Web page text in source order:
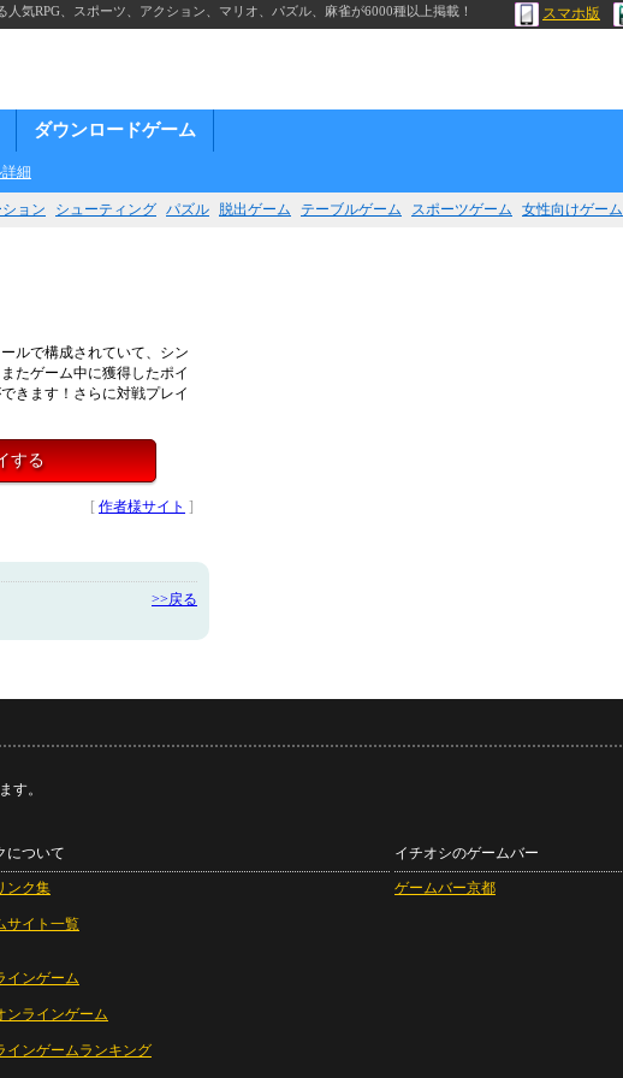
気RPG、スポーツ、アクション、マリオ、パズル、麻雀が6000種以上掲載！ スマホ版
ダウンロードゲーム
細
ョン シューティング パズル 脱出ゲーム テーブルゲーム スポーツゲーム 女性向けゲーム
ルで構成されていて、シン
たゲーム中に獲得したポイ
きます！さらに対戦プレイ
する
[ 作者様サイト ]
>>戻る
す。
について
ンク集
サイト一覧
インゲーム
ンラインゲーム
インゲームランキング
イチオシのゲームバー
ゲームバー京都